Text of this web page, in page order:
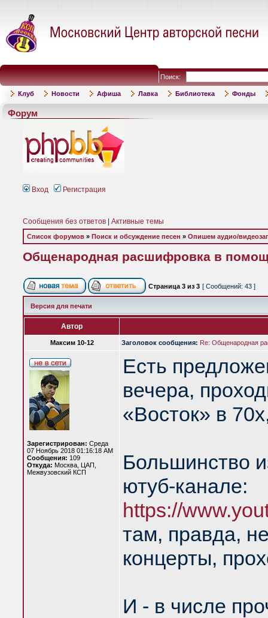
Поиск:
Клуб Новости Афиша Лавка Библиотека Фонды
Форум
Вход Регистрация
Сообщения без ответов Активные темы
Список форумов » Поиск и обсуждение песен » Опишем аудио/
Общенародная расшифровка в
Страница 3 из 3 [ Сообщений: 43 ]
Версия для печати
Автор
Максим 10-12 Заголовок сообщения: Re: Общенародная
Зарегистрирован: Среда
07 Ноябрь 2018 01:16:18 AM
Сообщения: 109
Откуда: Москва, ЦАП,
Межвузовский КСП
Есть
вечера,
«Восток» в
Большинство
ютуб-канале:
https://
там, правда,
концерты,
И - в числе